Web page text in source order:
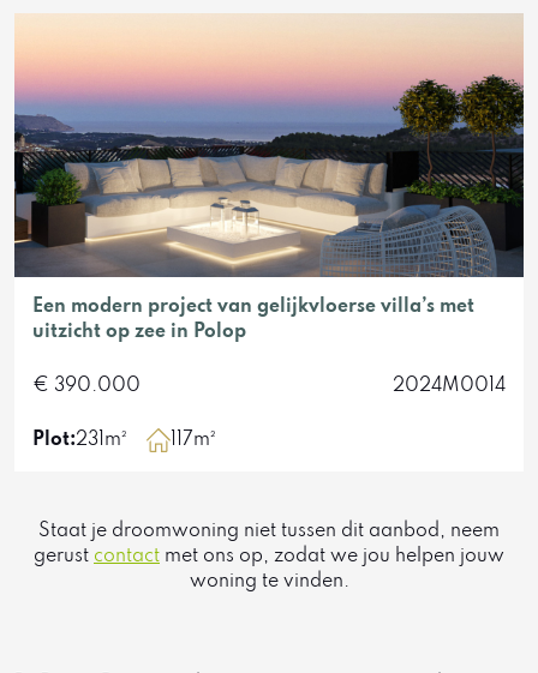
Een modern project van gelijkvloerse villa’s met
uitzicht op zee in Polop
€ 390.000 2024M0014
Plot:231m² 117m²
Staat je droomwoning niet tussen dit aanbod, neem
gerust contact met ons op, zodat we jou helpen jouw
woning te vinden.